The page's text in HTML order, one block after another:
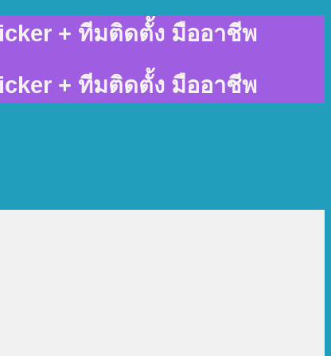
+ ทีมติดตั้ง มืออาชีพ
+ ทีมติดตั้ง มืออาชีพ